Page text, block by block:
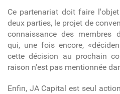
Ce partenariat doit faire
deux parties, le projet de
connaissance des membres
qui, une fois encore,
cette décision au prochain
raison n'est pas mentionnée
Enfin, JA Capital est seul